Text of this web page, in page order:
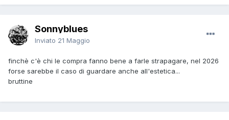
Sonnyblues
Inviato 21 Maggio
finchè c'è chi le compra fanno bene a farle strapagare, nel 2026
forse sarebbe il caso di guardare anche all'estetica...
bruttine